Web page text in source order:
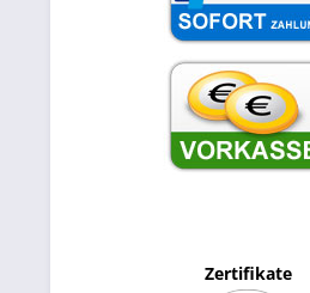
Zertifikate